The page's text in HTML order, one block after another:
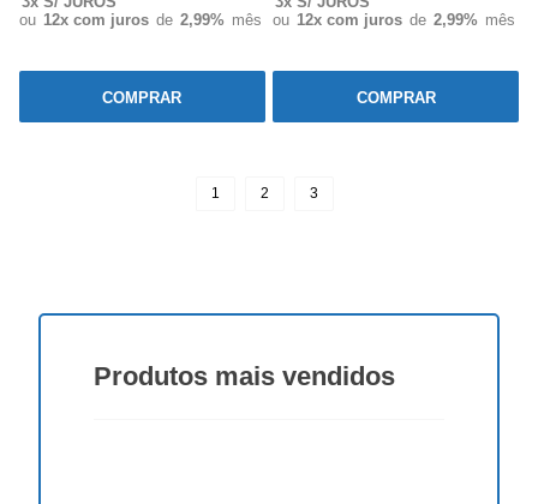
ou 12x com juros de 2,99% mês
COMPRAR
ou 12x com juros de 2,99% mês
COMPRAR
1 2 3
Produtos mais vendidos